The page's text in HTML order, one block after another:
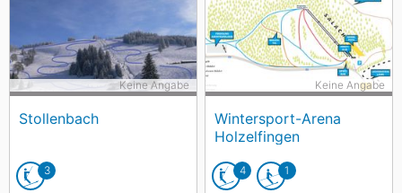
Stollenbach
Keine Angabe
3
Wintersport-Arena
Holzelfingen
Keine Angabe
4 1